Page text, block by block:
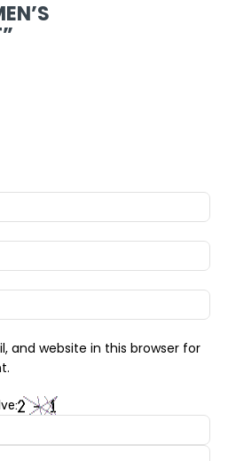
and website in this browser for